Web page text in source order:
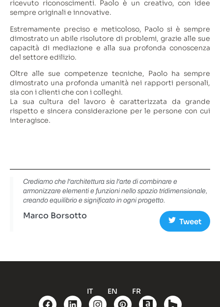
ricevuto riconoscimenti. Paolo è un creativo, con idee
sempre originali e innovative.
Estremamente preciso e meticoloso, Paolo si è sempre
dimostrato un abile risolutore di problemi, grazie alle sue
capacità di mediazione e alla sua profonda conoscenza
del settore edilizio.
Oltre alle sue competenze tecniche, Paolo ha sempre
dimostrato una profonda umanità nei rapporti personali,
sia con i clienti che con i colleghi.
La sua cultura del lavoro è caratterizzata da grande
rispetto e sincera considerazione per le persone con cui
interagisce.
Crediamo che l'architettura sia l'arte di combinare e
armonizzare elementi e funzioni nello spazio tridimensionale,
creando equilibrio e significato in ogni progetto.
Marco Borsotto
Tweet
IT EN FR